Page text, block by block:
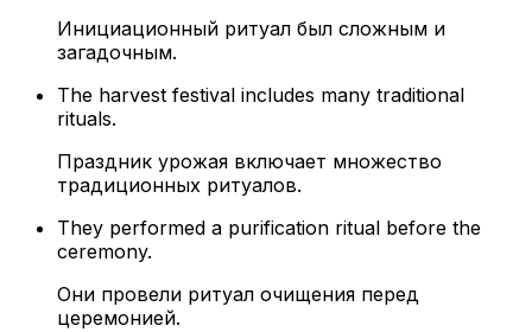
Инициационный ритуал был сложным и
загадочным.
The harvest festival includes many traditional
rituals.
Праздник урожая включает множество
традиционных ритуалов.
They performed a purification ritual before the
ceremony.
Они провели ритуал очищения перед
церемонией.